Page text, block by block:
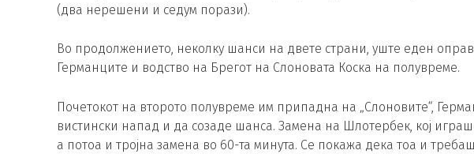
(два нерешени и седум порази).
Во продолжението, неколку шанси на двете страни, уште еден
Германците и водство на Брегот на Слоновата Коска на полувреме.
Почетокот на второто полувреме им припадна на „Слоновите“,
вистински напад и да созаде шанса. Замена на Шлотербек, кој
а потоа и тројна замена во 60-та минута. Се покажа дека тоа и